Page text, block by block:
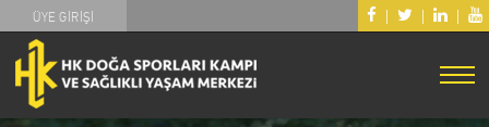
| | |
ÜYE GİRİŞİ